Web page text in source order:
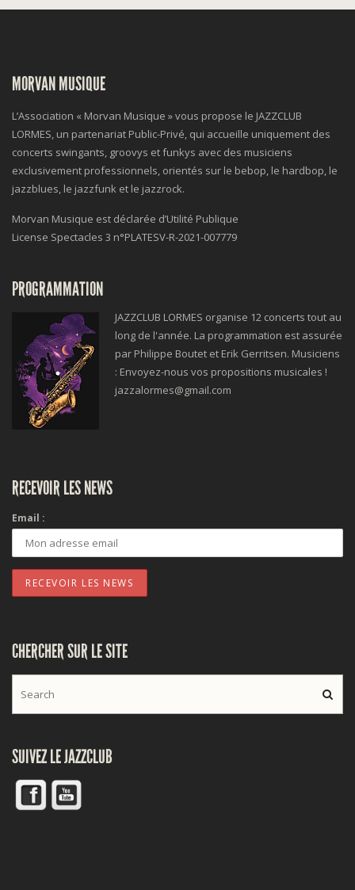
MORVAN MUSIQUE
L’Association « Morvan Musique » vous propose le JAZZCLUB
LORMES, un partenariat Public-Privé, qui accueille uniquement des
concerts swingants, groovys et funkys avec des musiciens
exclusivement professionnels, orientés sur le bebop, le hardbop, le
jazzblues, le jazzfunk et le jazzrock.
Morvan Musique est déclarée d’Utilité Publique
License Spectacles 3 n°PLATESV-R-2021-007779
PROGRAMMATION
JAZZCLUB LORMES organise 12 concerts tout au
long de l'année. La programmation est assurée
par Philippe Boutet et Erik Gerritsen. Musiciens
: Envoyez-nous vos propositions musicales !
jazzalormes@gmail.com
RECEVOIR LES NEWS
Email :
CHERCHER SUR LE SITE
SUIVEZ LE JAZZCLUB